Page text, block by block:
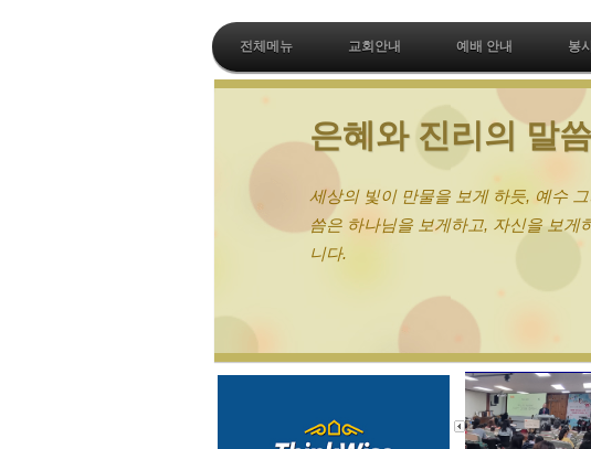
전체메뉴 교회안내 예배 안내 봉
치유와 회복
하나님은 전인적 치료와
로 육체, 마음, 영혼의 어